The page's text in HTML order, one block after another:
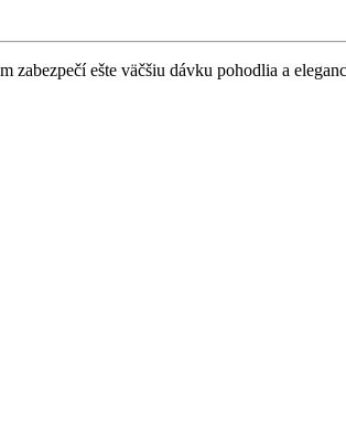
ešte väčšiu dávku pohodlia a